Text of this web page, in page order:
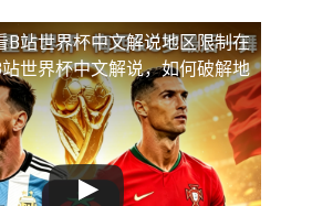
B站世界杯中文解说地区限制在
世界杯中文解说，如何破解地